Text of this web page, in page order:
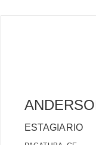
ESTAGIARIO